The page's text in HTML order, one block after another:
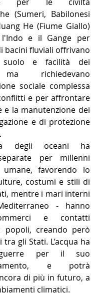
(Sumeri, Babilonesi
He (Fiume Giallo)
e il Gange per
bacini fluviali offrivano
e facilità dei
richiedevano
sociale complessa
e per affrontare
e la manutenzione dei
e di protezione
degli oceani ha
per millenni
favorendo lo
costumi e stili di
mentre i mari interni
- hanno
e contatti
creando però
gli Stati. L’acqua ha
guerre per il suo
e potrà
di più in futuro, a
climatici.